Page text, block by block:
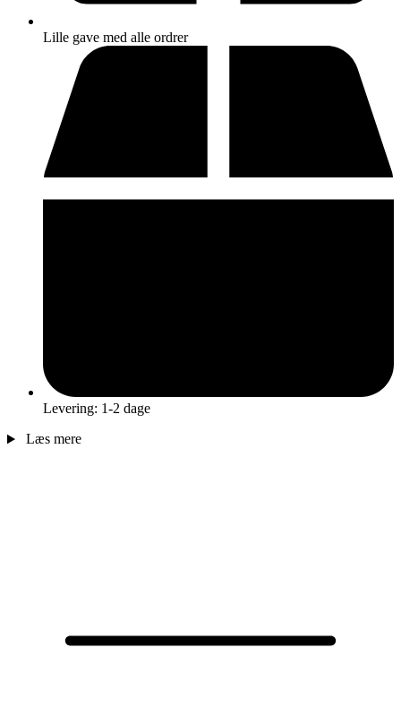
Lille gave med alle ordrer
Levering: 1-2 dage
Læs mere